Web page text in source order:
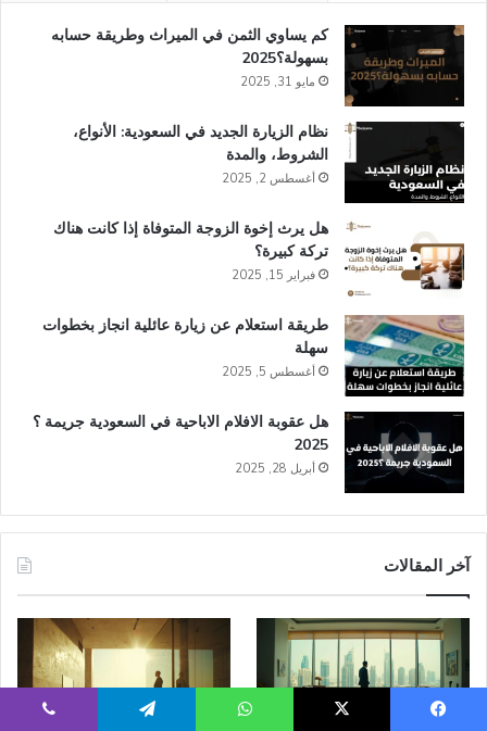
كم يساوي الثمن في الميراث​ وطريقة حسابه
بسهولة؟2025
مايو 31, 2025
نظام الزيارة الجديد في السعودية: الأنواع،
الشروط، والمدة
أغسطس 2, 2025
هل يرث إخوة الزوجة المتوفاة إذا كانت هناك
تركة كبيرة؟
فبراير 15, 2025
طريقة استعلام عن زيارة عائلية انجاز​ بخطوات
سهلة
أغسطس 5, 2025
هل عقوبة الافلام الاباحية في السعودية​ جريمة ؟
2025
أبريل 28, 2025
آخر المقالات